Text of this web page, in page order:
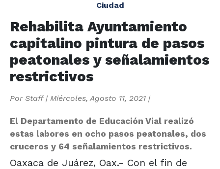
Ciudad
Rehabilita Ayuntamiento
capitalino pintura de pasos
peatonales y señalamientos
restrictivos
Por Staff| Miércoles, Agosto 11, 2021 |
El Departamento de Educación Vial realizó
estas labores en ocho pasos peatonales, dos
cruceros y 64 señalamientos restrictivos.
Oaxaca de Juárez, Oax.- Con el fin de